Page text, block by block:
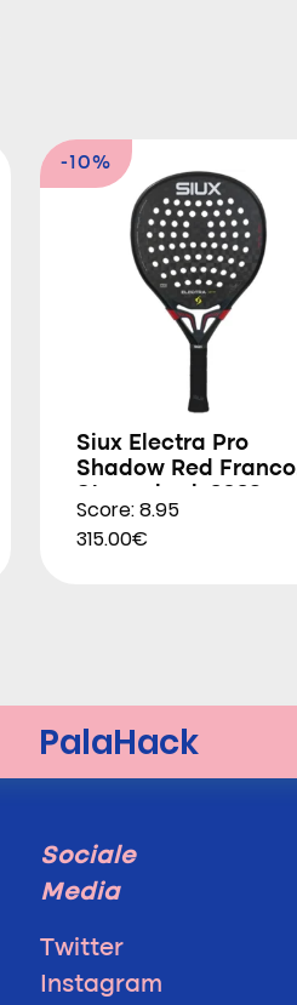
-10%
Siux Electra Pro
Shadow Red Franco
Score: 8.95
315.00€
Sociale
Media
Twitter
Instagram